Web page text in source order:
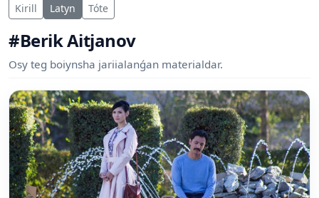
Kirill Latyn Tóte
#Berik Aitjanov
Osy teg boiynsha jariialanǵan materialdar.